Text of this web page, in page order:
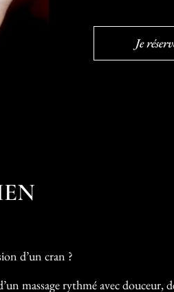
Je
d’un cran ?
massage rythmé avec douceur,